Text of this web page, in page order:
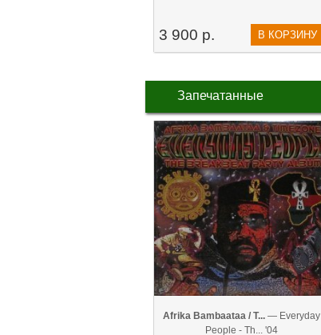
3 900 р. В КОРЗИНУ
Запечатанные
Afrika Bambaataa / T... — Everyday
People - Th... '04